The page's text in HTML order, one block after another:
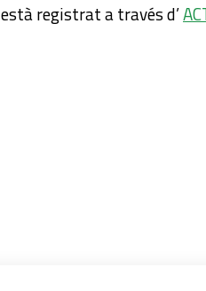
està registrat a través d’